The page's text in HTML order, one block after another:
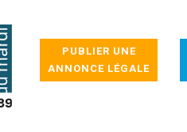
PUBLIER UNE
ANNONCE LÉGALE